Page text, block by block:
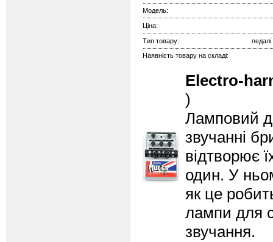
Модель:
Ціна:
Тип товару:
педалі
Наявність товару на складі:
Electro-
)
Ламповий
звучанні
відтворює
один. У
як це
лампи для
звучання.